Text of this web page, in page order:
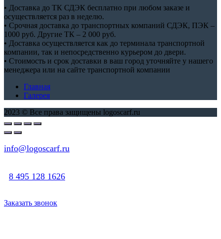
• Доставка до ТК СДЭК бесплатно при любом заказе и
осуществляется раз в неделю.
• Срочная доставка до транспортных компаний СДЭК, ПЭК –
1000 руб. Другие ТК – 2 000 руб.
• Доставка осуществляется как до терминала транспортной
компании, так и непосредственно курьером до двери.
• Стоимость и срок доставки в ваш город уточняйте у нашего
менеджера или на сайте транспортной компании
Главная
Галерея
2023 © Все права защищены logoscarf.ru
info@logoscarf.ru
8 495 128 1626
Заказать звонок